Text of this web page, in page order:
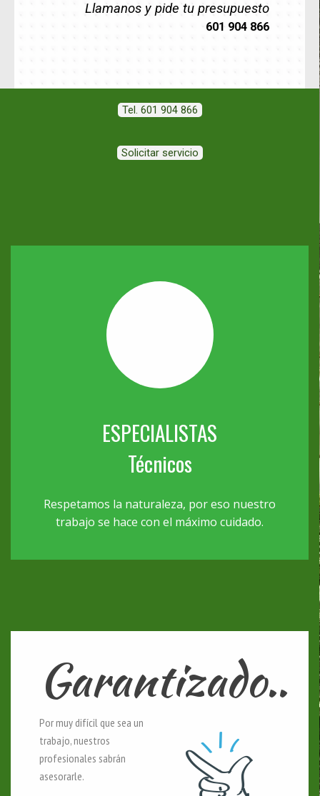
Llamanos y pide tu presupuesto
601 904 866
Tel. 601 904 866
Solicitar servicio
ESPECIALISTAS
Técnicos
Respetamos la naturaleza, por eso nuestro
trabajo se hace con el máximo cuidado.
Garantizado..
Por muy difícil que sea un
trabajo, nuestros
profesionales sabrán
asesorarle.